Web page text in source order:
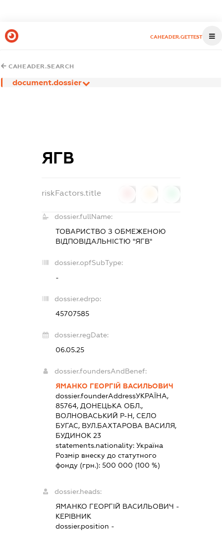
CAHEADER.GETTEST
CAHEADER.SEARCH
document.dossier
ЯГВ
riskFactors.title
dossier.fullName:
ТОВАРИСТВО З ОБМЕЖЕНОЮ
ВІДПОВІДАЛЬНІСТЮ "ЯГВ"
dossier.opfSubType:
-
dossier.edrpo:
45707585
dossier.regDate:
06.05.25
dossier.foundersAndBenef:
ЯМАНКО ГЕОРГІЙ ВАСИЛЬОВИЧ
dossier.founderAddressУКРАЇНА,
85764, ДОНЕЦЬКА ОБЛ.,
ВОЛНОВАСЬКИЙ Р-Н, СЕЛО
БУГАС, ВУЛ.БАХТАРОВА ВАСИЛЯ,
БУДИНОК 23
statements.nationality: Україна
Розмір внеску до статутного
фонду (грн.): 500 000 (100 %)
dossier.heads:
ЯМАНКО ГЕОРГІЙ ВАСИЛЬОВИЧ -
КЕРІВНИК
dossier.position -